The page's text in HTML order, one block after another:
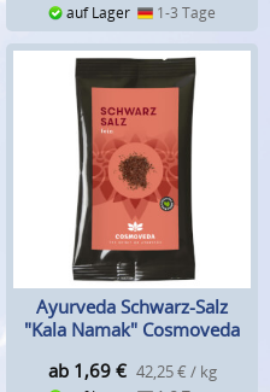
auf Lager 1-3 Tage
Ayurveda Schwarz-Salz
"Kala Namak" Cosmoveda
ab 1,69 € 42,25 € / kg